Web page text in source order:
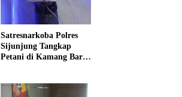
Satresnarkoba Polres
Sijunjung Tangkap
Petani di Kamang Baru,